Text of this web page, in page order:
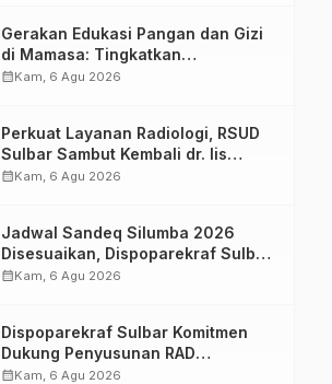
Gerakan Edukasi Pangan dan Gizi
di Mamasa: Tingkatkan
Pengetahuan dan Keterampilan
calendar_monthKam, 6 Agu 2026
Perkuat Layanan Radiologi, RSUD
Sulbar Sambut Kembali dr. Iis
Imelda, Sp.Rad
calendar_monthKam, 6 Agu 2026
Jadwal Sandeq Silumba 2026
Disesuaikan, Dispoparekraf Sulbar
Pastikan Persiapan Tetap
calendar_monthKam, 6 Agu 2026
Dispoparekraf Sulbar Komitmen
Dukung Penyusunan RAD
TPB/SDGs Sulawesi Barat
calendar_monthKam, 6 Agu 2026